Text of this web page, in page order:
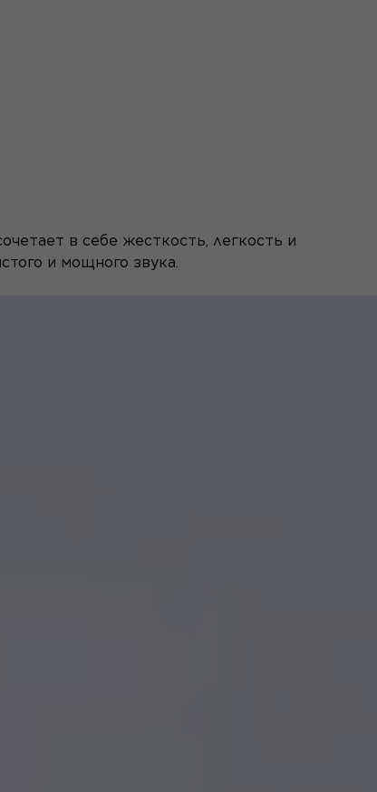
в себе жесткость, легкость и
и мощного звука.